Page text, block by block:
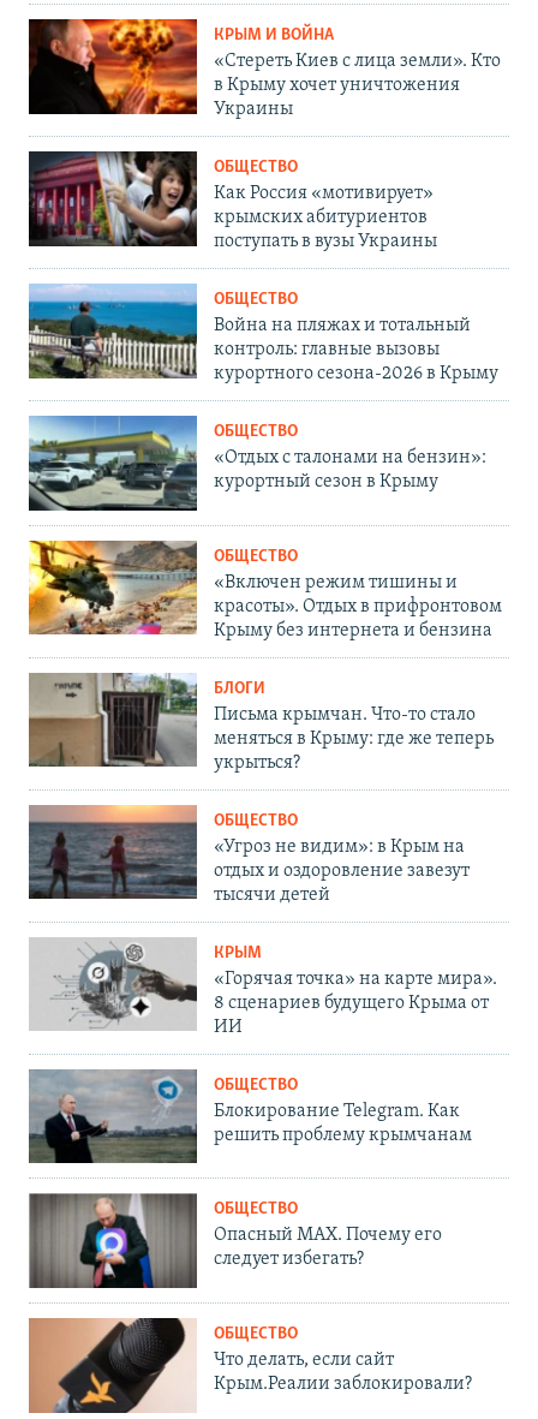
КРЫМ И ВОЙНА
«Стереть Киев с лица земли». Кто
в Крыму хочет уничтожения
Украины
ОБЩЕСТВО
Как Россия «мотивирует»
крымских абитуриентов
поступать в вузы Украины
ОБЩЕСТВО
Война на пляжах и тотальный
контроль: главные вызовы
курортного сезона-2026 в Крыму
ОБЩЕСТВО
«Отдых с талонами на бензин»:
курортный сезон в Крыму
ОБЩЕСТВО
«Включен режим тишины и
красоты». Отдых в прифронтовом
Крыму без интернета и бензина
БЛОГИ
Письма крымчан. Что-то стало
меняться в Крыму: где же теперь
укрыться?
ОБЩЕСТВО
«Угроз не видим»: в Крым на
отдых и оздоровление завезут
тысячи детей
КРЫМ
«Горячая точка» на карте мира».
8 сценариев будущего Крыма от
ИИ
ОБЩЕСТВО
Блокирование Telegram. Как
решить проблему крымчанам
ОБЩЕСТВО
Опасный MAX. Почему его
следует избегать?
ОБЩЕСТВО
Что делать, если сайт
Крым.Реалии заблокировали?